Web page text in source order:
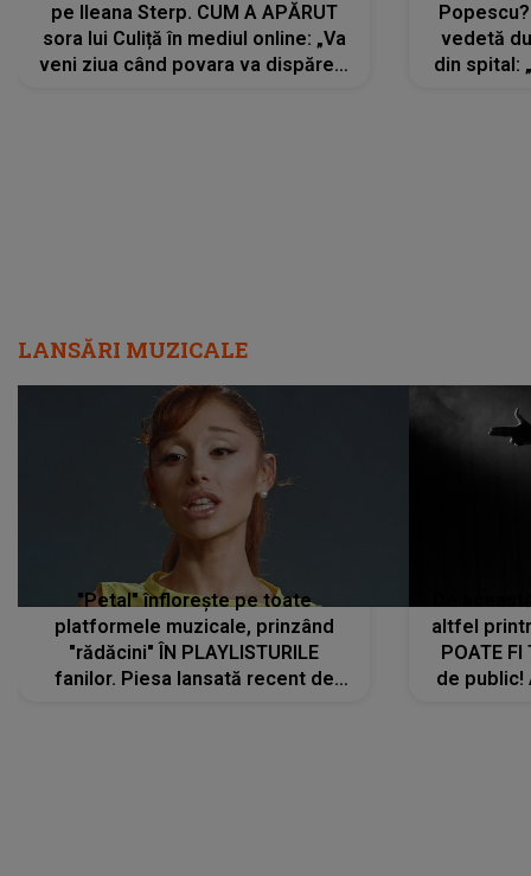
pe Ileana Sterp. CUM A APĂRUT
sora lui Culiță în mediul online: „Va
veni ziua când povara va dispărea,
vedetă
din spital:
LANSĂRI MUZICALE
"Petal" înflorește pe toate
platformele muzicale, prinzând
"rădăcini" ÎN PLAYLISTURILE
fanilor. Piesa lansată recent de
altfel
POATE FI
de public!